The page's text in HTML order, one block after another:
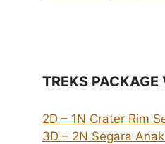
TREKS
2D – 1N Crater Rim
3D – 2N Segara